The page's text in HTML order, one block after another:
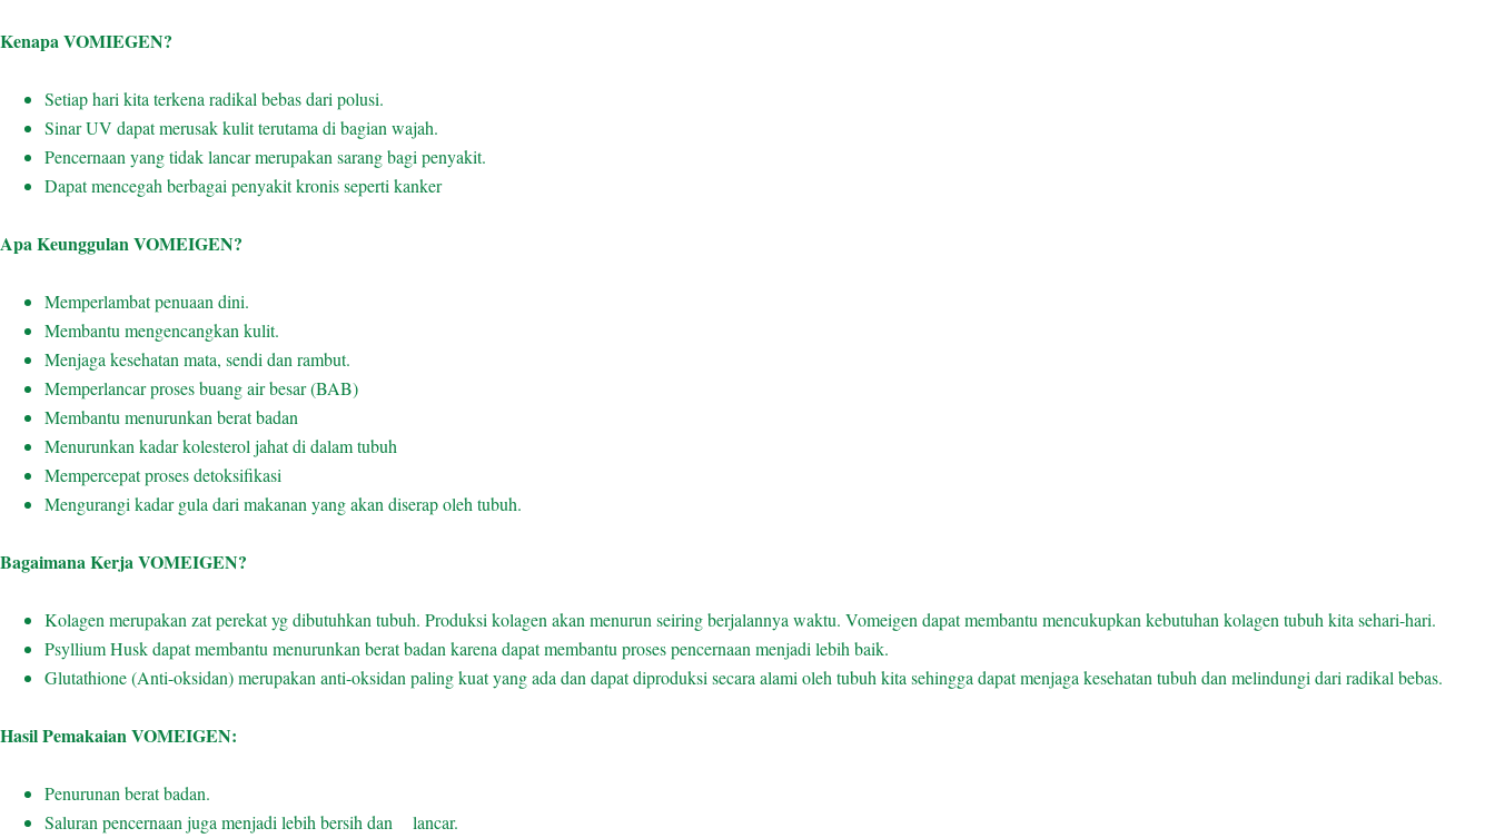
Kenapa VOMIEGEN?
Setiap hari kita terkena radikal bebas dari polusi.
Sinar UV dapat merusak kulit terutama di bagian wajah.
Pencernaan yang tidak lancar merupakan sarang bagi penyakit.
Dapat mencegah berbagai penyakit kronis seperti kanker
Apa Keunggulan VOMEIGEN?
Memperlambat penuaan dini.
Membantu mengencangkan kulit.
Menjaga kesehatan mata, sendi dan rambut.
Memperlancar proses buang air besar (BAB)
Membantu menurunkan berat badan
Menurunkan kadar kolesterol jahat di dalam tubuh
Mempercepat proses detoksifikasi
Mengurangi kadar gula dari makanan yang akan diserap oleh tubuh.
Bagaimana Kerja VOMEIGEN?
Kolagen merupakan zat perekat yg dibutuhkan tubuh. Produksi kolagen akan menurun seiring berjalannya waktu. Vomeigen dapat membantu mencukupkan kebutuhan kolagen tubuh kita sehari-hari.
Psyllium Husk dapat membantu menurunkan berat badan karena dapat membantu proses pencernaan menjadi lebih baik.
Glutathione (Anti-oksidan) merupakan anti-oksidan paling kuat yang ada dan dapat diproduksi secara alami oleh tubuh kita sehingga dapat menjaga kesehatan tubuh dan melindungi dari radikal bebas.
Hasil Pemakaian VOMEIGEN:
Penurunan berat badan.
Saluran pencernaan juga menjadi lebih bersih dan lancar.